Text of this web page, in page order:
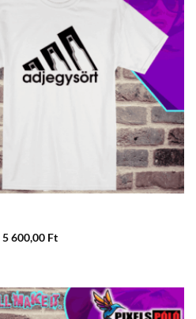
5 600,00 FtÁrtartomány:
600,00 Ft